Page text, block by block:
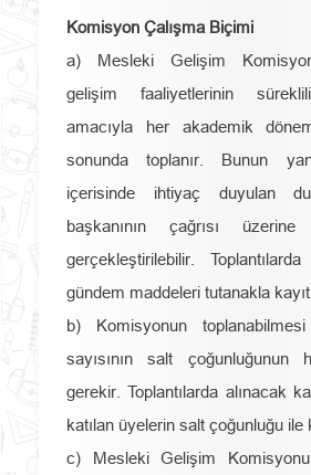
Komisyon Çalışma Biçimi
a) Mesleki Gelişim
gelişim faaliyetlerinin
amacıyla her akademik
sonunda toplanır. Bunun
içerisinde ihtiyaç duyulan
başkanının çağrısı
gerçekleştirilebilir.
gündem maddeleri tutanakla kayıt
b) Komisyonun
sayısının salt çoğunluğunun
gerekir. Toplantılarda alınacak
katılan üyelerin salt çoğunluğu ile
c) Mesleki Gelişim